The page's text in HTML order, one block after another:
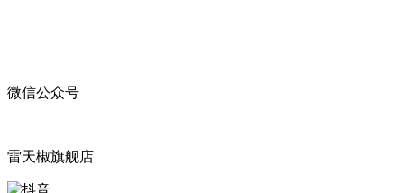
微信公众号
雷天椒旗舰店